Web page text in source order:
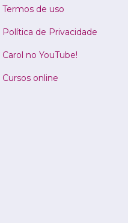
Termos de uso
Política de Privacidade
Carol no YouTube!
Cursos online